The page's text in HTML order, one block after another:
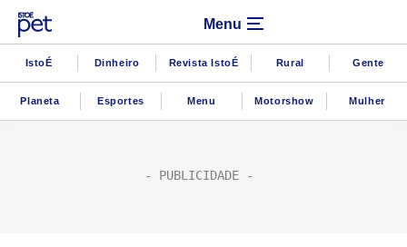
Menu
IstoÉ Dinheiro Revista IstoÉ Rural Gente
Planeta Esportes Menu Motorshow Mulher